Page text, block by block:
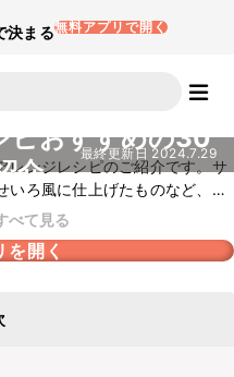
決まる無料アプリで開く
ピおすすめの30
介
最終更新日 2024.7.29
レンジレシピのご紹介です。サ
いろ風に仕上げたものなど、短
ピをピックアップしました。ぜ
べて見る
を開く